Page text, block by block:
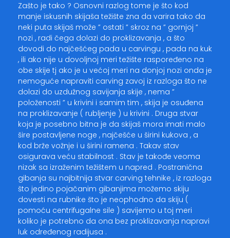
Zašto je tako ? Osnovni razlog tome je što kod
manje iskusnih skijaša težište zna da varira tako da
neki puta skijaš može ” ostati ” skroz na ” gornjoj ”
nozi , radi čega dolazi do proklizavanja , a što
dovodi do najčešćeg pada u carvingu , pada na kuk
, ili ako nije u dovoljnoj meri težište raspoređeno na
obe skije tj ako je u većoj meri na donjoj nozi onda je
nemoguće napraviti carving zavoj iz razloga što ne
dolazi do uzdužnog savijanja skije , nema ”
položenosti ” u krivini i samim tim , skija je osuđena
na proklizavanje ( rubljenje ) u krivini . Druga stvar
koja je posebno bitna je da skijaš mora imati malo
šire postavljene noge , najčešće u širini kukova , a
kod brže vožnje i u širini ramena . Takav stav
osigurava veću stabilnost . Stav je takođe veoma
nizak sa izraženim težištem u napred . Postranična
gibanja su najbitnija stvar carving tehnike , iz razloga
što jedino pojačanim gibanjima možemo skiju
dovesti na rubnike što je neophodno da skiju (
pomoću centrifugalne sile ) savijemo u toj meri
koliko je potrebno da ona bez proklizavanja napravi
luk određenog radijusa .